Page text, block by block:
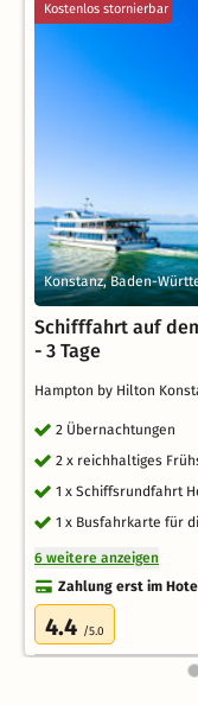
Kostenlos stornierbar
Konstanz, Baden-
Schifffahrt auf
- 3 Tage
Hampton by Hilton
2 Übernachtungen
2 x reichhaltiges
1 x Schiffsrundfahrt
1 x Busfahrkarte für
6 weitere anzeigen
Zahlung erst im
4.4 /5.0